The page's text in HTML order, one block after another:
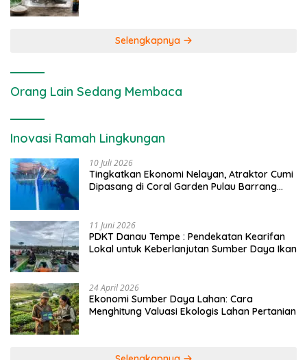
Selengkapnya
Orang Lain Sedang Membaca
Inovasi Ramah Lingkungan
10 Juli 2026
Tingkatkan Ekonomi Nelayan, Atraktor Cumi
Dipasang di Coral Garden Pulau Barrang
11 Juni 2026
PDKT Danau Tempe : Pendekatan Kearifan
Lokal untuk Keberlanjutan Sumber Daya Ikan
24 April 2026
Ekonomi Sumber Daya Lahan: Cara
Menghitung Valuasi Ekologis Lahan Pertanian